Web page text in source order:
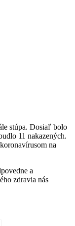
stúpa. Dosiaľ bolo
11 nakazených.
na
a
zdravia nás